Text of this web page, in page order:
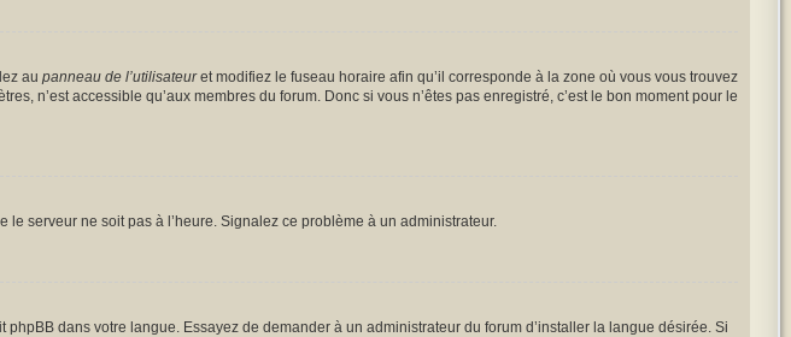
au panneau de l’utilisateuret modifiez le fuseau horaire afin qu’il corresponde à la zone où vous vous trouvez
n’est accessible qu’aux membres du forum. Donc si vous n’êtes pas enregistré, c’est le bon moment pour le
serveur ne soit pas à l’heure. Signalez ce problème à un administrateur.
dans votre langue. Essayez de demander à un administrateur du forum d’installer la langue désirée. Si